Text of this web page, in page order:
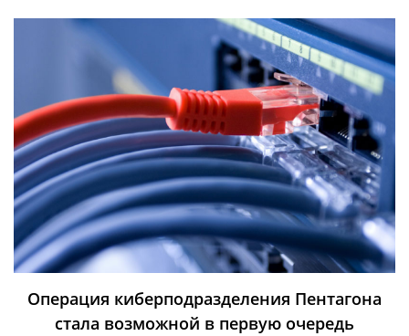
Операция киберподразделения Пентагона
стала возможной в первую очередь